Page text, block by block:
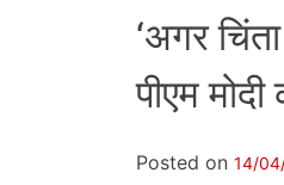
‘अगर
पीएम
Posted on 14/